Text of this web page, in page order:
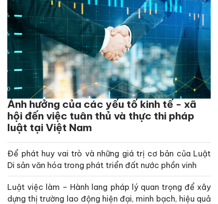
Ảnh hưởng của các yếu tố kinh tế - xã
hội đến việc tuân thủ và thực thi pháp
luật tại Việt Nam
Để phát huy vai trò và những giá trị cơ bản của Luật
Di sản văn hóa trong phát triển đất nước phồn vinh
Luật việc làm – Hành lang pháp lý quan trọng để xây
dựng thị trường lao động hiện đại, minh bạch, hiệu quả